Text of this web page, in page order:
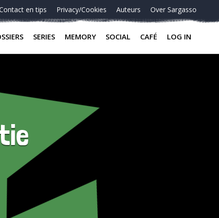
en tips Privacy/Cookies Auteurs Over Sargasso
SERIES MEMORY SOCIAL CAFÉ LOG IN